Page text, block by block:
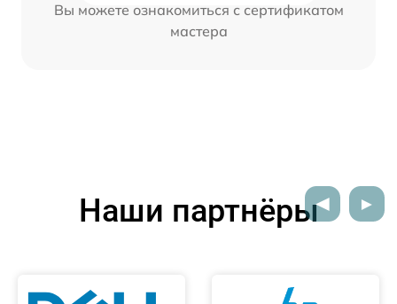
Вы можете ознакомиться с сертификатом
мастера
Наши партнёры